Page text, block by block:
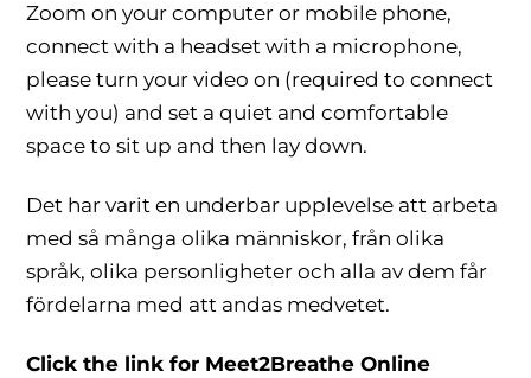
Zoom on your computer or mobile phone,
connect with a headset with a microphone,
please turn your video on (required to connect
with you) and set a quiet and comfortable
space to sit up and then lay down.
Det har varit en underbar upplevelse att arbeta
med så många olika människor, från olika
språk, olika personligheter och alla av dem får
fördelarna med att andas medvetet.
Click the link for Meet2Breathe Online